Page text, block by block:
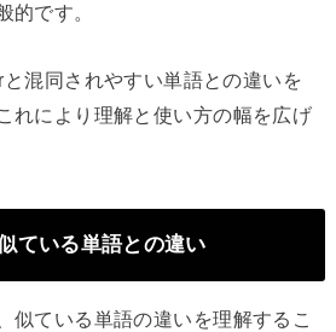
的です。
混同されやすい単語との違いを
れにより理解と使い方の幅を広げ
ている単語との違い
似ている単語の違いを理解するこ